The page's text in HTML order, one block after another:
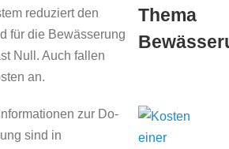
reduziert den
für die Bewässerung
Null. Auch fallen
an.
zur Do-
sind in
Thema